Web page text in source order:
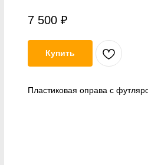
7 500 ₽
Купить
Пластиковая оправа с